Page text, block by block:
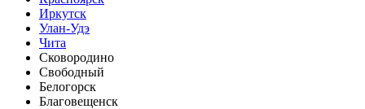
Иркутск
Улан-Удэ
Чита
Сковородино
Свободный
Белогорск
Благовещенск